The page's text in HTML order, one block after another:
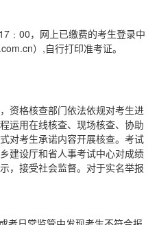
，网上已缴费的考生登录中
）,自行打印准考证。
资格核查部门依法依规对考生进
运用在线核查、现场核查、协助
对考生承诺内容开展核查。考试
建设厅和省人事考试中心对成绩
，接受社会监督。对于实名举报